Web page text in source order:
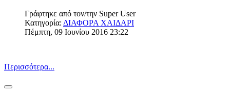
Γράφτηκε από τον/την Super User
Κατηγορία: ΔΙΑΦΟΡΑ ΧΑΙΔΑΡΙ
Πέμπτη, 09 Ιουνίου 2016 23:22
Περισσότερα...